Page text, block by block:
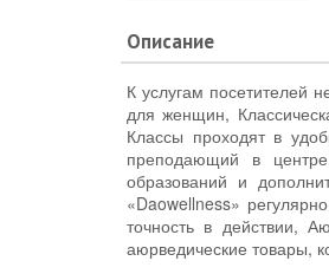
Описание
К услугам посетителей
для женщин,
Классы проходят в
преподающий в
образований и
«Daowellness»
точность в действии,
аюрведические товары,